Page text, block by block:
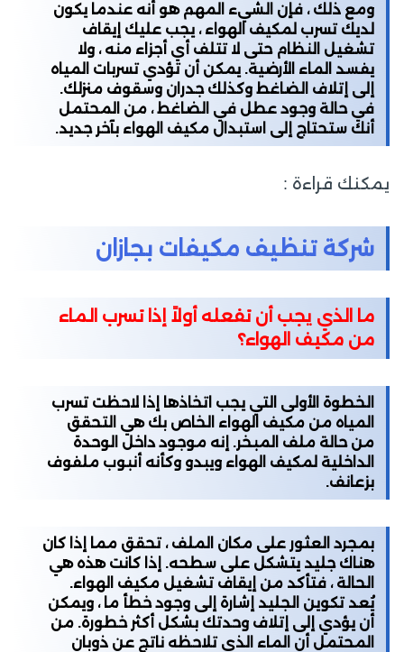
ومع ذلك ، فإن الشيء المهم هو أنه عندما يكون
لديك تسرب لمكيف الهواء ، يجب عليك إيقاف
تشغيل النظام حتى لا تتلف أي أجزاء منه ، ولا
يفسد الماء الأرضية. يمكن أن تؤدي تسربات المياه
إلى إتلاف الضاغط وكذلك جدران وسقوف منزلك.
في حالة وجود عطل في الضاغط ، من المحتمل
أنك ستحتاج إلى استبدال مكيف الهواء بآخر جديد.
يمكنك قراءة :
شركة تنظيف مكيفات بجازان
ما الذي يجب أن تفعله أولاً إذا تسرب الماء
من مكيف الهواء؟
الخطوة الأولى التي يجب اتخاذها إذا لاحظت تسرب
المياه من مكيف الهواء الخاص بك هي التحقق
من حالة ملف المبخر. إنه موجود داخل الوحدة
الداخلية لمكيف الهواء ويبدو وكأنه أنبوب ملفوف
بزعانف.
بمجرد العثور على مكان الملف ، تحقق مما إذا كان
هناك جليد يتشكل على سطحه. إذا كانت هذه هي
الحالة ، فتأكد من إيقاف تشغيل مكيف الهواء.
يُعد تكوين الجليد إشارة إلى وجود خطأ ما ، ويمكن
أن يؤدي إلى إتلاف وحدتك بشكل أكثر خطورة. من
المحتمل أن الماء الذي تلاحظه ناتج عن ذوبان